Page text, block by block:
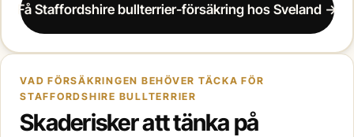
Få Staffordshire bullterrier-försäkring hos Sveland →
VAD FÖRSÄKRINGEN BEHÖVER TÄCKA FÖR
STAFFORDSHIRE BULLTERRIER
Skaderisker att tänka på